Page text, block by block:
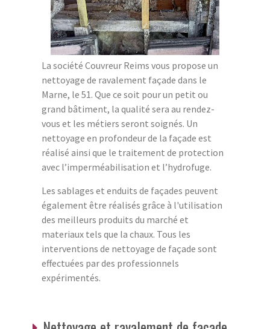
La société Couvreur Reims vous propose un
nettoyage de ravalement façade dans le
Marne, le 51. Que ce soit pour un petit ou
grand bâtiment, la qualité sera au rendez-
vous et les métiers seront soignés. Un
nettoyage en profondeur de la façade est
réalisé ainsi que le traitement de protection
avec l’imperméabilisation et l’hydrofuge.
Les sablages et enduits de façades peuvent
également être réalisés grâce à l'utilisation
des meilleurs produits du marché et
materiaux tels que la chaux. Tous les
interventions de nettoyage de façade sont
effectuées par des professionnels
expérimentés.